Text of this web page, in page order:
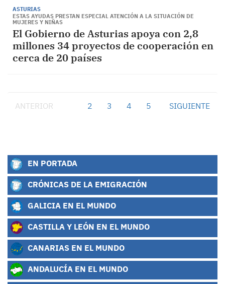
ASTURIAS
ESTAS AYUDAS PRESTAN ESPECIAL ATENCIÓN A LA SITUACIÓN DE
MUJERES Y NIÑAS
El Gobierno de Asturias apoya con 2,8
millones 34 proyectos de cooperación en
cerca de 20 países
ANTERIOR 2 3 4 5 SIGUIENTE
EN PORTADA
CRÓNICAS DE LA EMIGRACIÓN
GALICIA EN EL MUNDO
CASTILLA Y LEÓN EN EL MUNDO
CANARIAS EN EL MUNDO
ANDALUCÍA EN EL MUNDO